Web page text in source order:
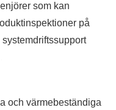
som kan
på
och värmebeständiga